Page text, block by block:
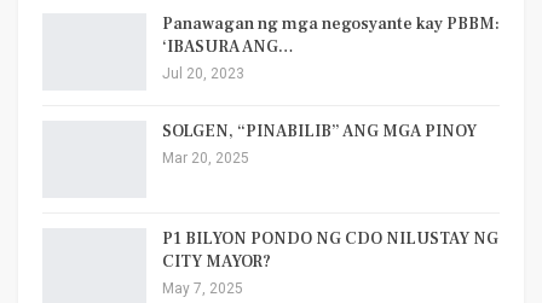
Panawagan ng mga negosyante kay PBBM:
‘IBASURA ANG…
Jul 20, 2023
SOLGEN, “PINABILIB” ANG MGA PINOY
Mar 20, 2025
P1 BILYON PONDO NG CDO NILUSTAY NG
CITY MAYOR?
May 7, 2025